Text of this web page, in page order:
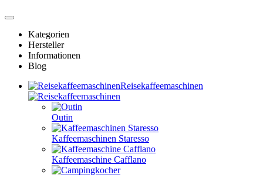
Kategorien
Hersteller
Informationen
Blog
Reisekaffeemaschinen
Outin
Kaffeemaschinen Staresso
Kaffeemaschine Cafflano